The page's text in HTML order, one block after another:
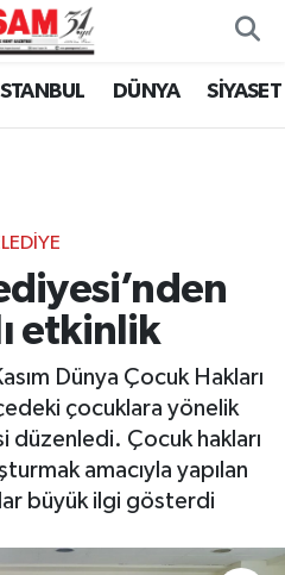
İSTANBUL DÜNYA SİYASET
etkinlik
Dünya Çocuk Hakları
çocuklara yönelik
düzenledi. Çocuk hakları
amacıyla yapılan
büyük ilgi gösterdi